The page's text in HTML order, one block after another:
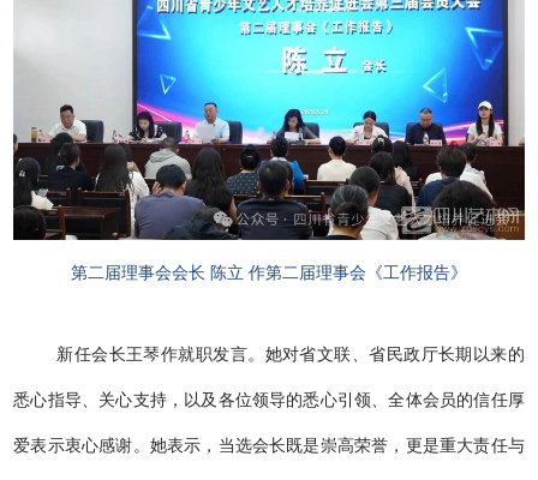
第二届理事会会长 陈立 作第二届理事会《工作报告》
新任会长王琴作就职发言。她对省文联、省民政厅长期以来的
悉心指导、关心支持，以及各位领导的悉心引领、全体会员的信任厚
爱表示衷心感谢。她表示，当选会长既是崇高荣誉，更是重大责任与